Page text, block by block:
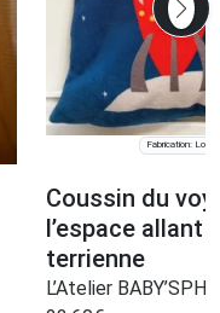
Fabrication:
Coussin du
l’espace allant
terrienne
L’Atelier